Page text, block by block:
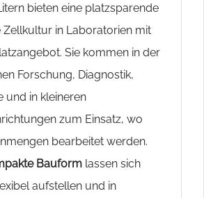
bieten eine platzsparende
Zellkultur in Laboratorien mit
Sie kommen in der
Forschung, Diagnostik,
und in kleineren
zum Einsatz, wo
bearbeitet werden.
Bauform lassen sich
aufstellen und in